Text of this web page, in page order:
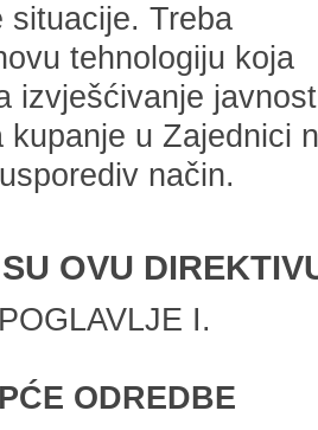
situacije. Treba
tehnologiju koja
izvješćivanje
kupanje u Zajednici
način.
OVU
POGLAVLJE I.
ODREDBE